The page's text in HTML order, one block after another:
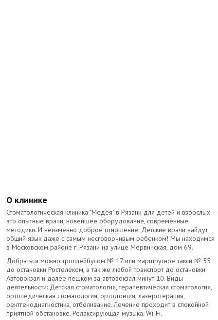
О клинике
Стоматологическая клиника "Медея" в Рязани для детей и взрослых —
это опытные врачи, новейшее оборудование, современные
методики. И неизменно доброе отношение. Детские врачи найдут
общий язык даже с самым несговорчивым ребенком! Мы находимся
в Московском районе г. Рязани на улице Мервинская, дом 69.
Добраться можно троллейбусом № 17 или маршрутное такси № 55
до остановки Ростелеком, а так же любой транспорт до остановки
Автовокзал и далее пешком за автовокзал минут 10. Виды
деятельности: Детская стоматология, терапевтическая стоматология,
ортопедическая стоматология, ортодонтия, лазеротерапия,
рентгенодиагностика, отбеливание. Лечение проходит в спокойной
приятной обстановке. Релаксирующая музыка. Wi-Fi.